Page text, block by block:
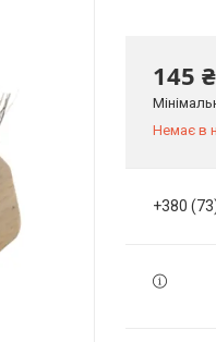
145 ₴
Немає в
+380